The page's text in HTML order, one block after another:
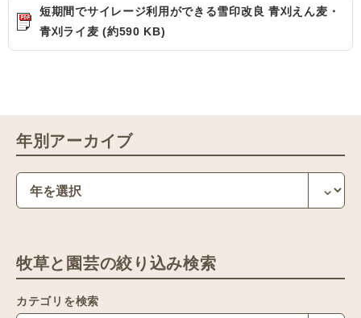
短期間でサイレージ利用ができる雪印改良 青刈えん麦・
青刈ライ麦 (約590 KB)
年別アーカイブ
牧草と園芸の絞り込み検索
カテゴリを検索